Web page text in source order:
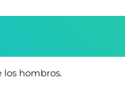
los hombros.